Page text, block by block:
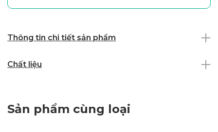
Thông tin chi tiết sản phẩm
Chất liệu
Sản phẩm cùng loại